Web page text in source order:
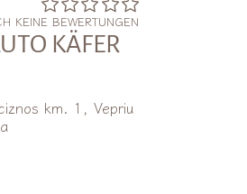
KEINE BEWERTUNGEN
KÄFER
km. 1, Vepriu